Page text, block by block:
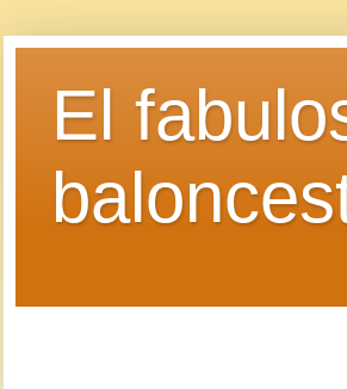
El